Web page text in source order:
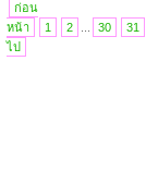
ก่อน
หน้า
1 2 30 31
ไป